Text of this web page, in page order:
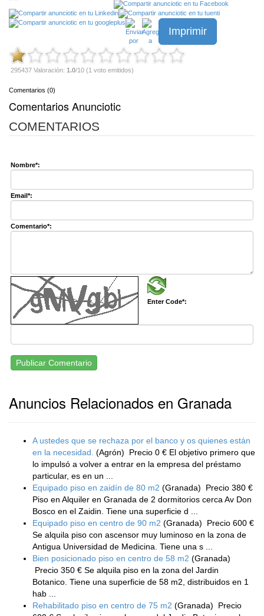
Imprimir
295437 Valoración: 1.0/10 (1 voto emitidos)
Comentarios (0)
Comentarios Anunciotic
COMENTARIOS
Nombre*:
Email*:
Comentario*:
Enter Code*:
Publicar Comentario
Anuncios Relacionados en Granada
A ustedes que se rechaza por el banco y os quienes están
en la necesidad. (Agrón)
Precio 0 € El objetivo primero que
lo impulsó a volver a entrar en la empresa del préstamo
particular, es en un ...
Equipado piso en zaidín de 80 m2 (Granada)
Precio 380 €
Piso en Alquiler en Granada de 2 dormitorios cerca Av Don
Bosco en el Zaidin. Tiene una superficie d ...
Equipado piso en centro de 90 m2 (Granada)
Precio 600 €
Se alquila piso con ascensor muy luminoso en la zona de
Antigua Universidad de Medicina. Tiene una s ...
Bien posicionado piso en centro de 58 m2 (Granada)
Precio 350 € Se alquila piso en la zona del Jardin
Botanico. Tiene una superficie de 58 m2, distribuidos en 1
hab ...
Rehabilitado piso en centro de 75 m2 (Granada)
Precio